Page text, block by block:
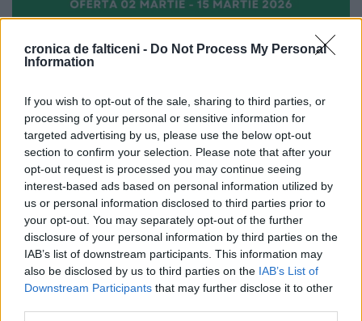
cronica de falticeni - Do Not Process My Personal
Information
If you wish to opt-out of the sale, sharing to third parties, or
processing of your personal or sensitive information for
targeted advertising by us, please use the below opt-out
section to confirm your selection. Please note that after your
opt-out request is processed you may continue seeing
interest-based ads based on personal information utilized by
us or personal information disclosed to third parties prior to
your opt-out. You may separately opt-out of the further
disclosure of your personal information by third parties on the
IAB’s list of downstream participants. This information may
also be disclosed by us to third parties on the IAB’s List of
Downstream Participants that may further disclose it to other